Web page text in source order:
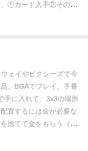
①カード入手②そのカ
いうオーソドックス
別な処理をします。
み😒
が、①で得られたカー
を上書き していく
事に
ードには、 と タグ
動したときに得られる
にお金が必要なタイプ
ェイやピクシーズで今
。BGAでプレイ。 手番
手に入れて、3x3の場所
配置するには金が必要な
捨てて金をもらう（こ
近いか）。
点計算がある。12ラ